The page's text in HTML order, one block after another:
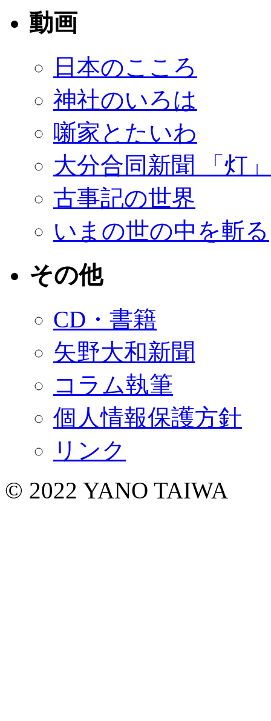
動画
日本のこころ
神社のいろは
噺家とたいわ
大分合同新聞 「灯」
古事記の世界
いまの世の中を斬る
その他
CD・書籍
矢野大和新聞
コラム執筆
個人情報保護方針
リンク
© 2022 YANO TAIWA